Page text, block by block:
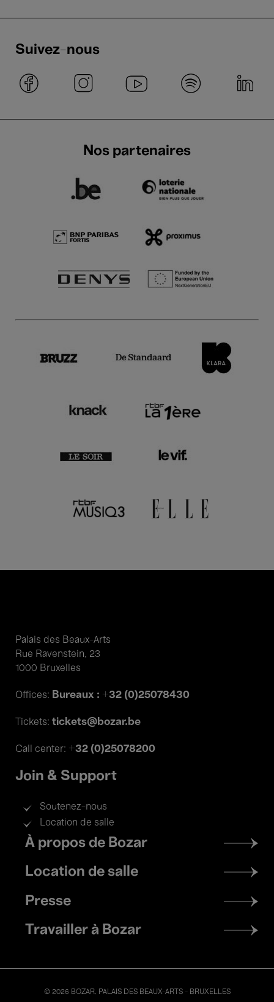
Suivez-nous
Nos partenaires
Palais des Beaux-Arts
Rue Ravenstein, 23
1000 Bruxelles
Offices: Bureaux : +32 (0)25078430
Tickets: tickets@bozar.be
Call center: +32 (0)25078200
Join & Support
Soutenez-nous
Location de salle
Footer
menu
À propos de Bozar
Location de salle
Presse
Travailler à Bozar
© 2026 BOZAR. PALAIS DES BEAUX-ARTS - BRUXELLES